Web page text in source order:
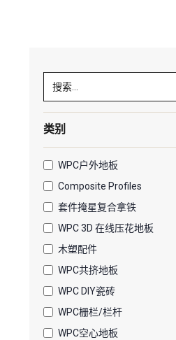
类别
WPC户外地板
Composite Profiles
套件掩星复合拿铁
WPC 3D 在线压花地板
木塑配件
WPC共挤地板
WPC DIY瓷砖
WPC栅栏/栏杆
WPC空心地板